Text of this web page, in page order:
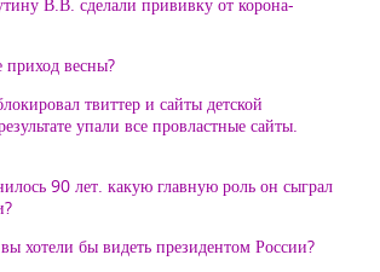
весны?
твиттер и сайты детской
упали все провластные сайты.
90 лет. какую главную роль он сыграл
хотели бы видеть президентом России?